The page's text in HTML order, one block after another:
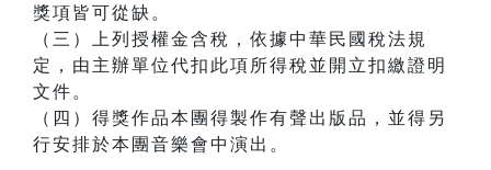
獎項皆可從缺。
（三）上列授權金含稅，依據中華民國稅法規
定，由主辦單位代扣此項所得稅並開立扣繳證明
文件。
（四）得獎作品本團得製作有聲出版品，並得另
行安排於本團音樂會中演出。